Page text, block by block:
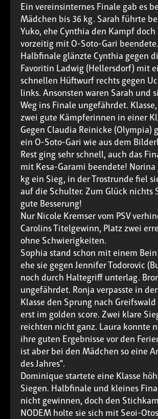
Ein vereinsinternes Finale gab es
Mädchen bis 36 kg. Sarah führte
Yuko, ehe Cynthia den Kampf doch
vorzeitig mit O-Soto-Gari
Halbfinale glänzte Cynthia gegen
Favoritin Ladwig (Hellersdorf) mit
schnellen Hüftwurf rechts gegen
links. Ansonsten waren Sarah und
Weg ins Finale ungefährdet.
zwei gute Kämpferinnen in einer
Gegen Claudia Reinicke (Olympia)
ein O-Soto-Gari wie aus dem
Rest ging sehr schnell, auch das
mit Kesa-Garami beendete! Norina
kg ein Sieg, in der Trostrunde fiel
auf die Schulter. Zum Glück nichts
gute Besserung!
Nur Nicole Kremser vom PSV
Carolins Titelgewinn, Platz zwei
ohne Schwierigkeiten.
Sophia stand schon mit einem
ehe sie gegen Jennifer Todorovic
noch durch Haltegriff unterlag.
ungefährdet. Ronja verpasste in
Klasse den Sprung nach
erst im golden score. Zwei klare
reichten nicht ganz. Laura konnte
ihre guten Ergebnisse vor den
ist aber bei den Mädchen so eine
des Jahres".
Dominique startete eine Klasse
Siegen. Halbfinale und kleines
nicht gewinnen, doch den
NODEM holte sie sich mit Seoi-